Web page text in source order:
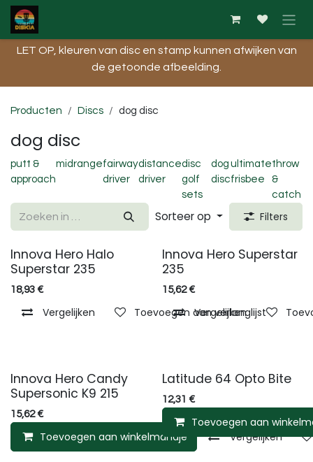
Overslaan naar inhoud
LET OP, kleuren van disc en stamp kunnen afwijken van
de getoonde afbeelding.​
Producten Discs dog disc
dog disc
putt &
approach
midrangefairway
driver
distance
driver
disc
golf
sets
dog
disc
ultimate
frisbee
throw
&
catch
Sorteer op Filters
Innova Hero Halo
Superstar 235
18,93 €
Vergelijken Toevoegen aan verlanglijst
Innova Hero Superstar
235
15,62€
Vergelijken
Innova Hero Candy
Supersonic K9 215
15,62€
Toevoegen aan winkelmandje Vergelijken
Latitude 64 Opto Bite
12,31 €
Toevoegen aan